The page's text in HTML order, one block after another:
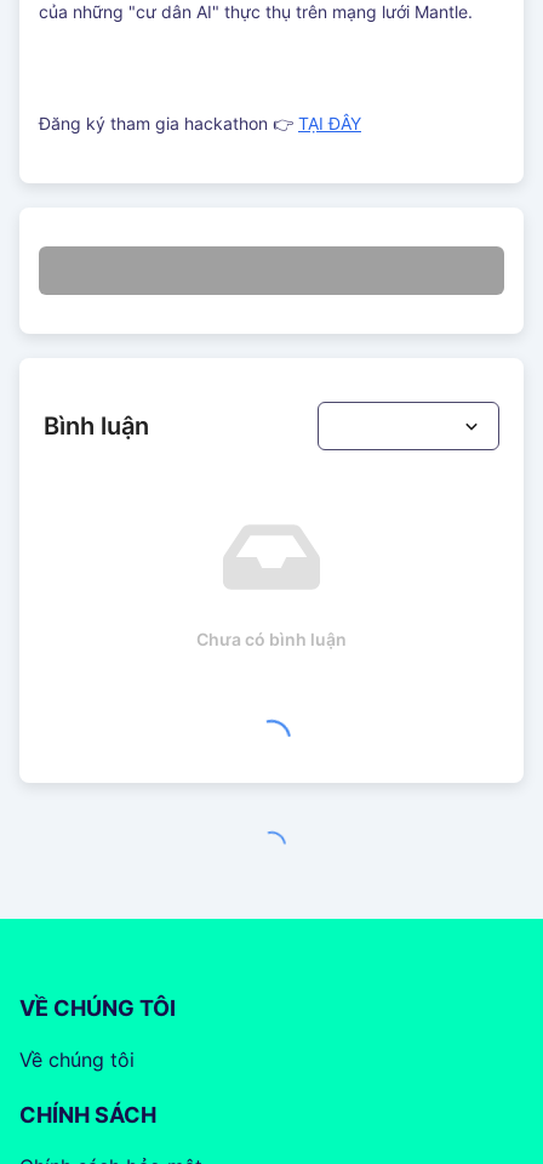
của những "cư dân AI" thực thụ trên mạng lưới Mantle.
Đăng ký tham gia hackathon 👉 TẠI ĐÂY
Bình luận
Chưa có bình luận
VỀ CHÚNG TÔI
Về chúng tôi
CHÍNH SÁCH